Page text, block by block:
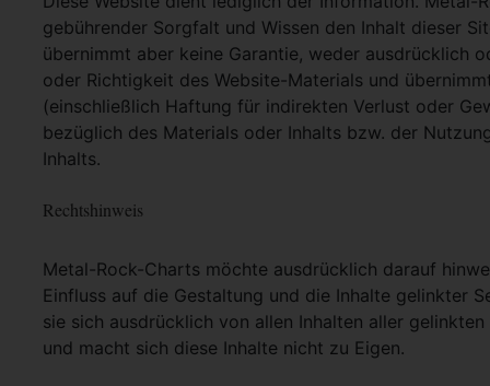
gebührender Sorgfalt und Wissen den Inhalt dieser
übernimmt aber keine Garantie, weder ausdrücklich
oder Richtigkeit des Website-Materials und
(einschließlich Haftung für indirekten Verlust oder
bezüglich des Materials oder Inhalts bzw. der
Inhalts.
Rechtshinweis
Metal-Rock-Charts möchte ausdrücklich darauf
Einfluss auf die Gestaltung und die Inhalte gelinkter
sie sich ausdrücklich von allen Inhalten aller
und macht sich diese Inhalte nicht zu Eigen.